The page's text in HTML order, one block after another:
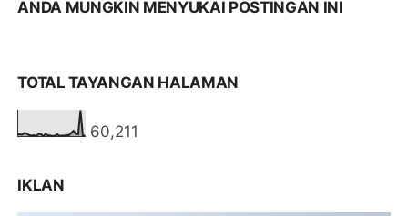
ANDA MUNGKIN MENYUKAI POSTINGAN INI
TOTAL TAYANGAN HALAMAN
60,211
IKLAN